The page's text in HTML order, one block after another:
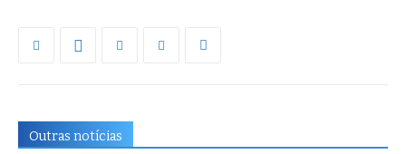
Outras notícias